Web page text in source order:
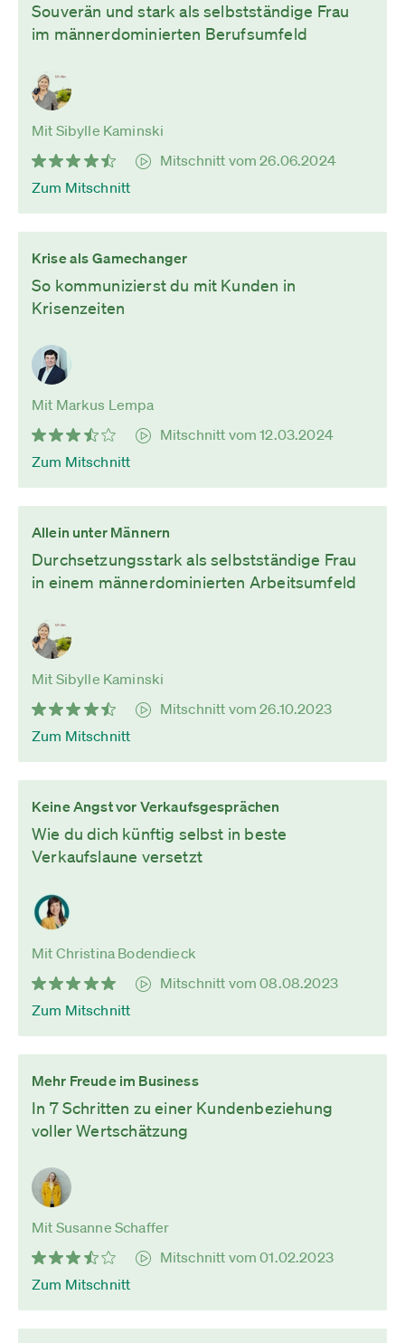
Souverän und stark als selbstständige Frau
im männerdominierten Berufsumfeld
Mit Sibylle Kaminski
Mitschnitt vom 26.06.2024
Zum Mitschnitt
Krise als Gamechanger
So kommunizierst du mit Kunden in
Krisenzeiten
Mit Markus Lempa
Mitschnitt vom 12.03.2024
Zum Mitschnitt
Allein unter Männern
Durchsetzungsstark als selbstständige Frau
in einem männerdominierten Arbeitsumfeld
Mit Sibylle Kaminski
Mitschnitt vom 26.10.2023
Zum Mitschnitt
Keine Angst vor Verkaufsgesprächen
Wie du dich künftig selbst in beste
Verkaufslaune versetzt
Mit Christina Bodendieck
Mitschnitt vom 08.08.2023
Zum Mitschnitt
Mehr Freude im Business
In 7 Schritten zu einer Kundenbeziehung
voller Wertschätzung
Mit Susanne Schaffer
Mitschnitt vom 01.02.2023
Zum Mitschnitt